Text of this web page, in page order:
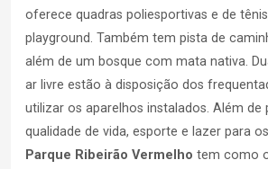
oferece quadras poliesportivas e de
playground. Também tem pista de
além de um bosque com mata nativa.
ar livre estão à disposição dos
utilizar os aparelhos instalados. Além de
qualidade de vida, esporte e lazer para
Parque Ribeirão Vermelho tem como